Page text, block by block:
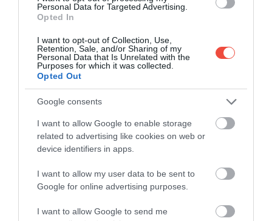
Personal Data for Targeted Advertising.
Opted In
I want to opt-out of Collection, Use,
Retention, Sale, and/or Sharing of my
Personal Data that Is Unrelated with the
Purposes for which it was collected.
Opted Out
Google consents
I want to allow Google to enable storage
related to advertising like cookies on web or
device identifiers in apps.
I want to allow my user data to be sent to
Google for online advertising purposes.
I want to allow Google to send me
Fotó: 123rf
A Hawaiin található strand egy vulkánkitörés
következtében alakult ki 1990-ben, és további